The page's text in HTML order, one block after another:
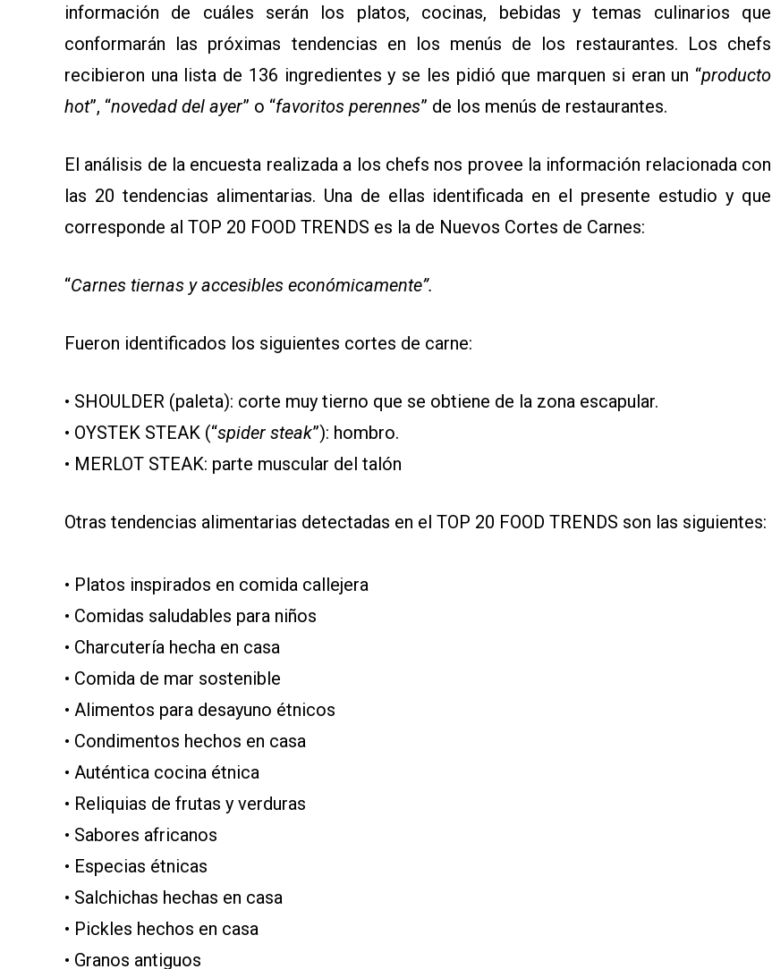
información de cuáles serán los platos, cocinas, bebidas y temas culinarios que
conformarán las próximas tendencias en los menús de los restaurantes. Los chefs
recibieron una lista de 136 ingredientes y se les pidió que marquen si eran un “producto
hot”, “novedad del ayer” o “favoritos perennes” de los menús de restaurantes.
El análisis de la encuesta realizada a los chefs nos provee la información relacionada con
las 20 tendencias alimentarias. Una de ellas identificada en el presente estudio y que
corresponde al TOP 20 FOOD TRENDS es la de Nuevos Cortes de Carnes:
“Carnes tiernas y accesibles económicamente”.
Fueron identificados los siguientes cortes de carne:
• SHOULDER (paleta): corte muy tierno que se obtiene de la zona escapular.
• OYSTEK STEAK (“spider steak”): hombro.
• MERLOT STEAK: parte muscular del talón
Otras tendencias alimentarias detectadas en el TOP 20 FOOD TRENDS son las siguientes:
• Platos inspirados en comida callejera
• Comidas saludables para niños
• Charcutería hecha en casa
• Comida de mar sostenible
• Alimentos para desayuno étnicos
• Condimentos hechos en casa
• Auténtica cocina étnica
• Reliquias de frutas y verduras
• Sabores africanos
• Especias étnicas
• Salchichas hechas en casa
• Pickles hechos en casa
• Granos antiguos